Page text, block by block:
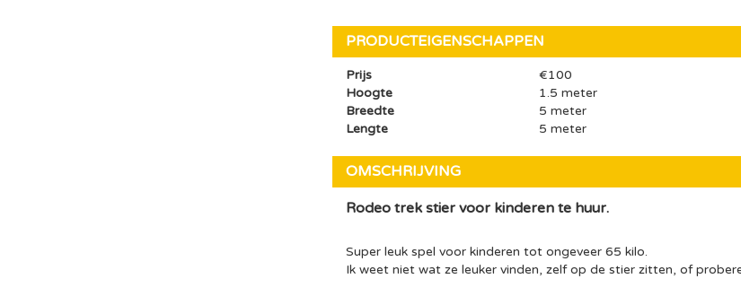
PRODUCTEIGENSCHAPPEN
Prijs
€100
Hoogte
1.5 meter
Breedte
5 meter
Lengte
5 meter
OMSCHRIJVING
Rodeo trek stier voor kinderen te huur.
Super leuk spel voor kinderen tot ongeveer 65 kilo.
Ik weet niet wat ze leuker vinden, zelf op de stier zitten, of